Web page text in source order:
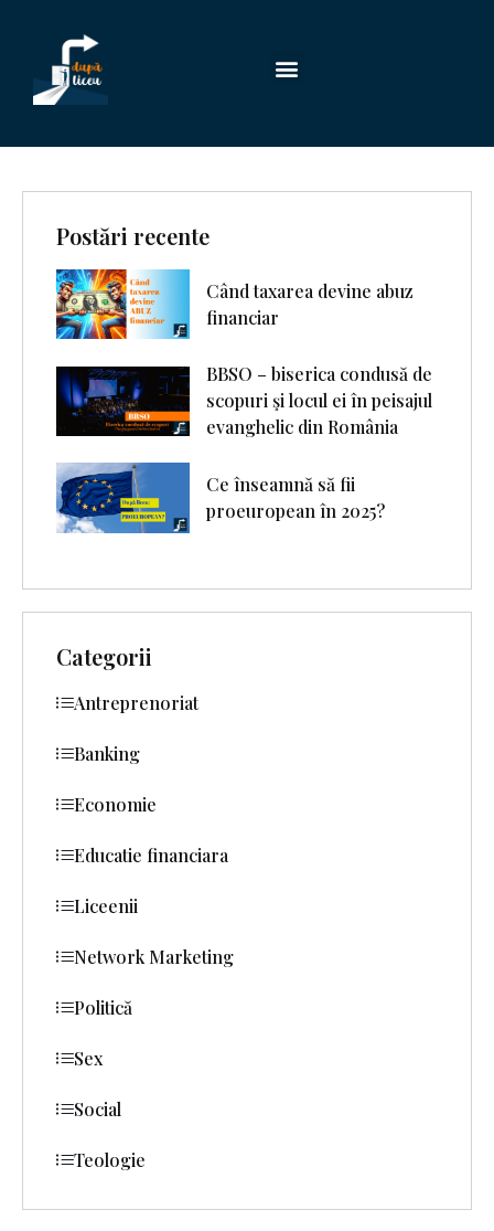
Postări recente
Când taxarea devine abuz
financiar
BBSO – biserica condusă de
scopuri şi locul ei în peisajul
evanghelic din România
Ce înseamnă să fii
proeuropean în 2025?
Categorii
Antreprenoriat
Banking
Economie
Educatie financiara
Liceenii
Network Marketing
Politică
Sex
Social
Teologie